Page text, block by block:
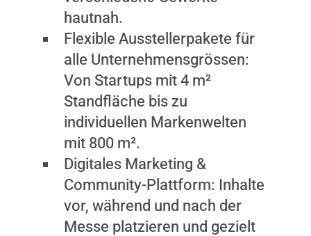
hautnah.
Flexible Ausstellerpakete für
alle Unternehmensgrössen:
Von Startups mit 4 m²
Standfläche bis zu
individuellen Markenwelten
mit 800 m².
Digitales Marketing &
Community-Plattform: Inhalte
vor, während und nach der
Messe platzieren und gezielt